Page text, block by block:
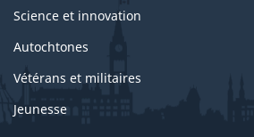
Science et innovation
Autochtones
Vétérans et militaires
Jeunesse